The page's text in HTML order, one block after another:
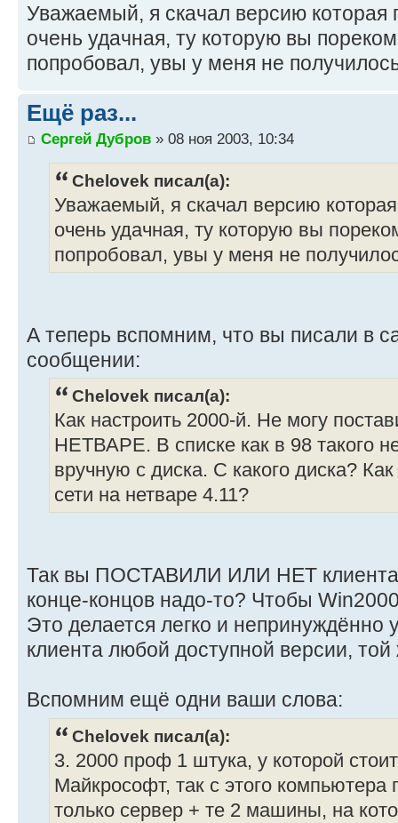
Уважаемый, я скачал версию
очень удачная, ту которую вы
попробовал, увы у меня не
Ещё раз...
Сергей Дубров » 08 ноя 2003, 10:34
Chelovek писал(а):
Уважаемый, я скачал версию
очень удачная, ту которую вы
попробовал, увы у меня не
А теперь вспомним, что вы писали в
сообщении:
Chelovek писал(а):
Как настроить 2000-й. Не могу
НЕТВАРЕ. В списке как в 98 такого
вручную с диска. С какого диска?
сети на нетваре 4.11?
Так вы ПОСТАВИЛИ ИЛИ НЕТ клиента
конце-концов надо-то? Чтобы
Это делается легко и непринуждённо
клиента любой доступной версии,
Вспомним ещё одни ваши слова:
Chelovek писал(а):
3. 2000 проф 1 штука, у которой
Майкрософт, так с этого
только сервер + те 2 машины, на